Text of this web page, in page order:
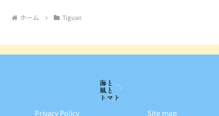
ホーム Tiguan
Privacy Policy Site map